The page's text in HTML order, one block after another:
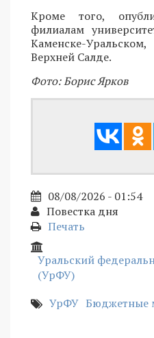
Кроме того,
филиалам
Каменске-
Верхней Салде.
Фото: Борис Ярков
08/08/2026 - 01:54
Повестка дня
Печать
Уральский
(УрФУ)
УрФУ Бюджетные